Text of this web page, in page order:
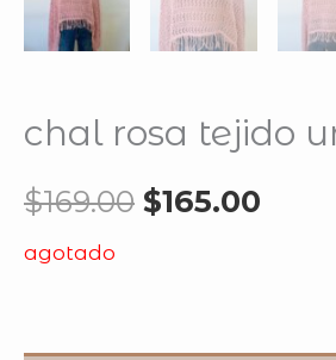
chal rosa tejido
$169.00 $165.00
agotado